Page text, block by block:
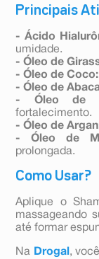
Principais
- Ácido
umidade.
- Óleo de
- Óleo de Coco:
- Óleo de
- Óleo de
fortalecimento.
- Óleo de
- Óleo de
prolongada.
Como Usar?
Aplique o
massageando
até formar
Na Drogal ,